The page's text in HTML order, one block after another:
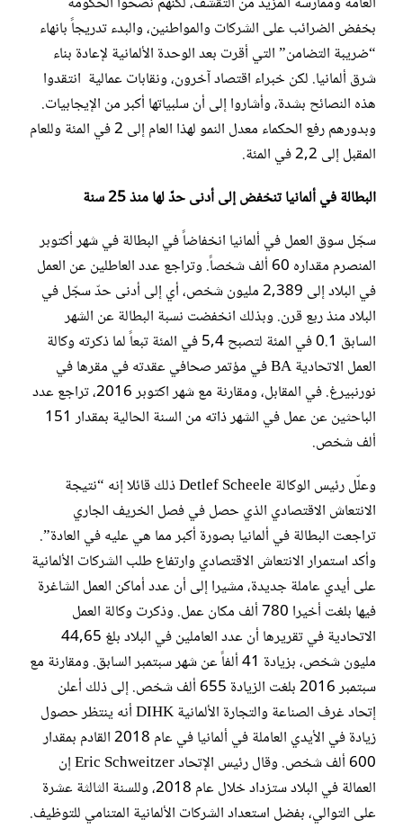
بخفض الضرائب على الشركات والمواطنين، والبدء تدريجاً بانهاء
“ضريبة التضامن” التي أقرت بعد الوحدة الألمانية لإعادة بناء
شرق ألمانيا. لكن خبراء اقتصاد آخرون، ونقابات عمالية انتقدوا
هذه النصائح بشدة، وأشاروا إلى أن سلبياتها أكبر من الإيجابيات.
وبدورهم رفع الحكماء معدل النمو لهذا العام إلى 2 في المئة وللعام
المقبل إلى 2,2 في المئة.
البطالة في ألمانيا تنخفض إلى أدنى حدّ لها منذ 25 سنة
سجّل سوق العمل في ألمانيا انخفاضاً في البطالة في شهر أكتوبر
المنصرم مقداره 60 ألف شخصاً. وتراجع عدد العاطلين عن العمل
في البلاد إلى 2,389 مليون شخص، أي إلى أدنى حدّ سجّل في
البلاد منذ ربع قرن. وبذلك انخفضت نسبة البطالة عن الشهر
السابق 0.1 في المئة لتصبح 5,4 في المئة تبعاً لما ذكرته وكالة
العمل الاتحادية BA في مؤتمر صحافي عقدته في مقرها في
نورنبيرغ. في المقابل، ومقارنة مع شهر اكتوبر 2016، تراجع عدد
الباحثين عن عمل في الشهر ذاته من السنة الحالية بمقدار 151
ألف شخص.
وعلّل رئيس الوكالة Detlef Scheele ذلك قائلا إنه “نتيجة
الانتعاش الاقتصادي الذي حصل في فصل الخريف الجاري
تراجعت البطالة في ألمانيا بصورة أكبر مما هي عليه في العادة”.
وأكد استمرار الانتعاش الاقتصادي وارتفاع طلب الشركات الألمانية
على أيدي عاملة جديدة، مشيرا إلى أن عدد أماكن العمل الشاغرة
فيها بلغت أخيرا 780 ألف مكان عمل. وذكرت وكالة العمل
الاتحادية في تقريرها أن عدد العاملين في البلاد بلغ 44,65
مليون شخص، بزيادة 41 ألفاً عن شهر سبتمبر السابق. ومقارنة مع
سبتمبر 2016 بلغت الزيادة 655 ألف شخص. إلى ذلك أعلن
إتحاد غرف الصناعة والتجارة الألمانية DIHK أنه ينتظر حصول
زيادة في الأيدي العاملة في ألمانيا في عام 2018 القادم بمقدار
600 ألف شخص. وقال رئيس الإتحاد Eric Schweitzer إن
العمالة في البلاد ستزداد خلال عام 2018، وللسنة الثالثة عشرة
على التوالي، بفضل استعداد الشركات الألمانية المتنامي للتوظيف.